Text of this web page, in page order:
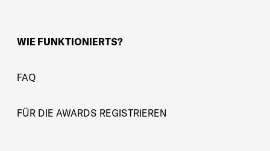
WIE FUNKTIONIERTS?
FAQ
FÜR DIE AWARDS REGISTRIEREN